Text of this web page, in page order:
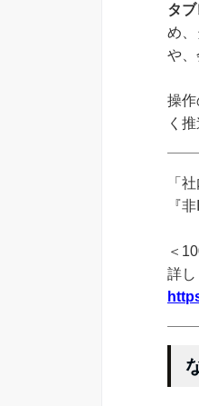
タ
め
や、
操
く
「
『
＜
詳し